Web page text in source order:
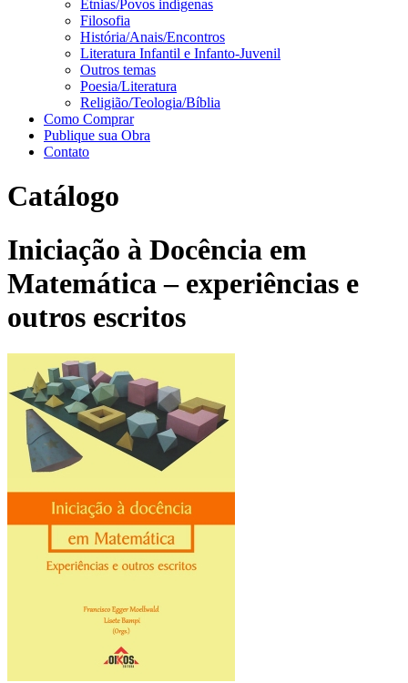
Etnias/Povos indígenas
Filosofia
História/Anais/Encontros
Literatura Infantil e Infanto-Juvenil
Outros temas
Poesia/Literatura
Religião/Teologia/Bíblia
Como Comprar
Publique sua Obra
Contato
Catálogo
Iniciação à Docência em
Matemática – experiências e
outros escritos